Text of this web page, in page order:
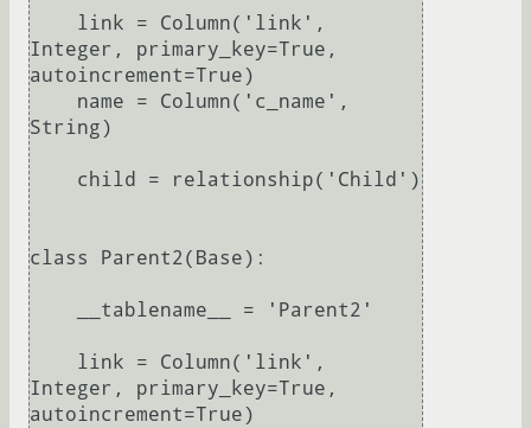
Integer, primary_key=True,
autoincrement=True)
String)
class Parent2(Base):
Integer, primary_key=True,
autoincrement=True)